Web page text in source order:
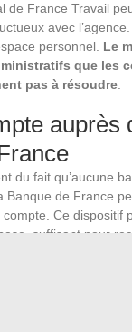
de France Travail
avec
personnel. Le
que les
pas à résoudre.
auprès
du fait qu’aucune
Banque de France
Ce dispositif
suffisant pour